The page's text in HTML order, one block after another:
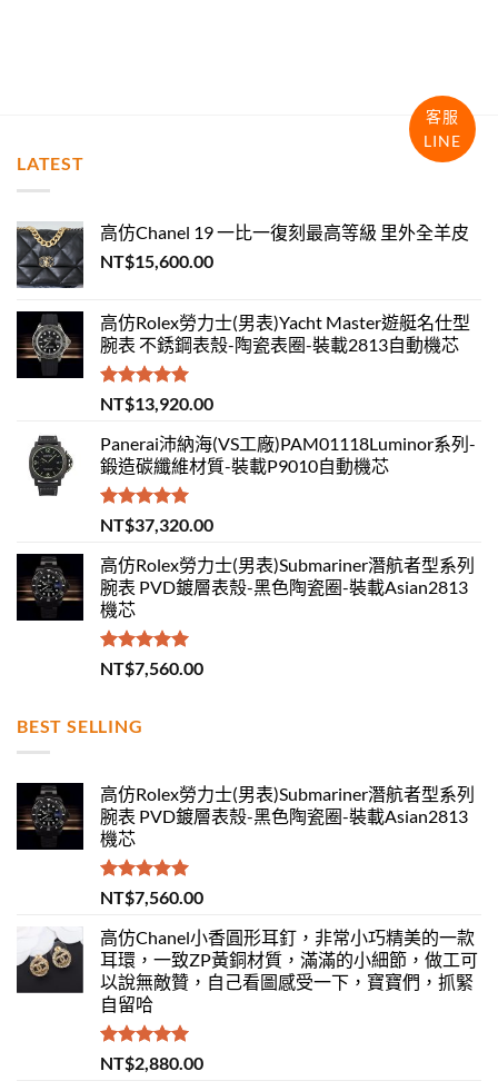
LATEST
高仿Chanel 19 一比一復刻最高等級 里外全羊皮
NT$15,600.00
高仿Rolex勞力士(男表)Yacht Master遊艇名仕型
腕表 不銹鋼表殼-陶瓷表圈-裝載2813自動機芯
評分5.00
滿分 5
NT$13,920.00
Panerai沛納海(VS工廠)PAM01118Luminor系列-
鍛造碳纖維材質-裝載P9010自動機芯
評分5.00
滿分 5
NT$37,320.00
高仿Rolex勞力士(男表)Submariner潛航者型系列
腕表 PVD鍍層表殼-黑色陶瓷圈-裝載Asian2813
機芯
評分 5.00
滿分 5
NT$7,560.00
BEST SELLING
高仿Rolex勞力士(男表)Submariner潛航者型系列
腕表 PVD鍍層表殼-黑色陶瓷圈-裝載Asian2813
機芯
評分 5.00
滿分 5
NT$7,560.00
高仿Chanel小香圓形耳釘，非常小巧精美的一款
耳環，一致ZP黃銅材質，滿滿的小細節，做工可
以說無敵贊，自己看圖感受一下，寶寶們，抓緊
自留哈
評分 5.00
滿分 5
NT$2,880.00
客服
LINE